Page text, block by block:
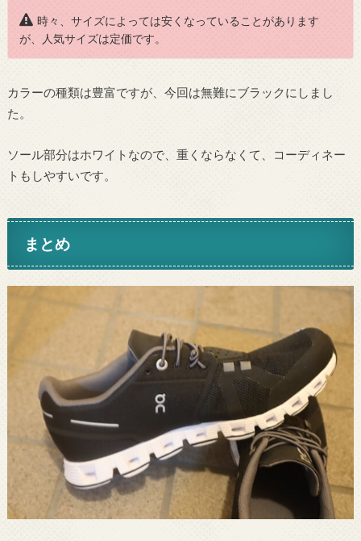
時々、サイズによっては安くなっていることがあります
が、人気サイズは定価です。
カラーの種類は豊富ですが、今回は無難にブラックにしまし
た。
ソール部分はホワイトなので、重くならなくて、コーディネー
トもしやすいです。
まとめ